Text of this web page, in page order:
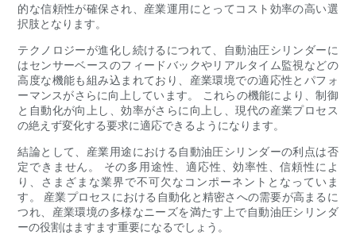
的な信頼性が確保され、産業運用にとってコスト効率の高い選
択肢となります。
テクノロジーが進化し続けるにつれて、自動油圧シリンダーに
はセンサーベースのフィードバックやリアルタイム監視などの
高度な機能も組み込まれており、産業環境での適応性とパフォ
ーマンスがさらに向上しています。 これらの機能により、制御
と自動化が向上し、効率がさらに向上し、現代の産業プロセス
の絶えず変化する要求に適応できるようになります。
結論として、産業用途における自動油圧シリンダーの利点は否
定できません。 その多用途性、適応性、効率性、信頼性によ
り、さまざまな業界で不可欠なコンポーネントとなっていま
す。 産業プロセスにおける自動化と精密さへの需要が高まるに
つれ、産業環境の多様なニーズを満たす上で自動油圧シリンダ
ーの役割はますます重要になるでしょう。